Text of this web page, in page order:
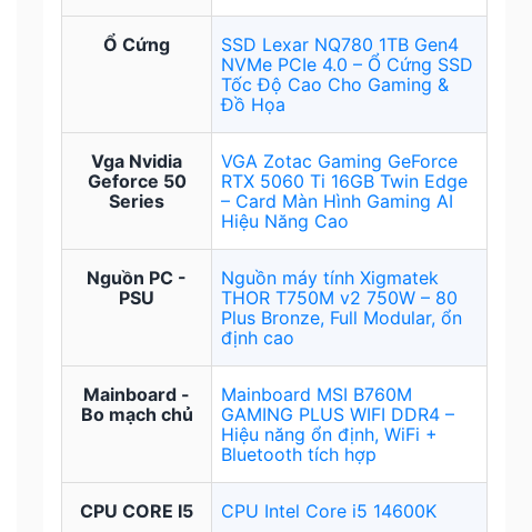
Ổ Cứng
SSD Lexar NQ780 1TB Gen4
NVMe PCIe 4.0 – Ổ Cứng SSD
Tốc Độ Cao Cho Gaming &
Đồ Họa
Vga Nvidia
Geforce 50
Series
VGA Zotac Gaming GeForce
RTX 5060 Ti 16GB Twin Edge
– Card Màn Hình Gaming AI
Hiệu Năng Cao
Nguồn PC -
PSU
Nguồn máy tính Xigmatek
THOR T750M v2 750W – 80
Plus Bronze, Full Modular, ổn
định cao
Mainboard -
Bo mạch chủ
Mainboard MSI B760M
GAMING PLUS WIFI DDR4 –
Hiệu năng ổn định, WiFi +
Bluetooth tích hợp
CPU CORE I5 CPU Intel Core i5 14600K